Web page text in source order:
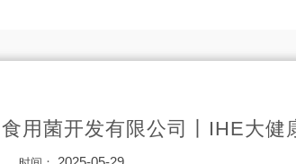
用菌开发有限公司丨IHE大健